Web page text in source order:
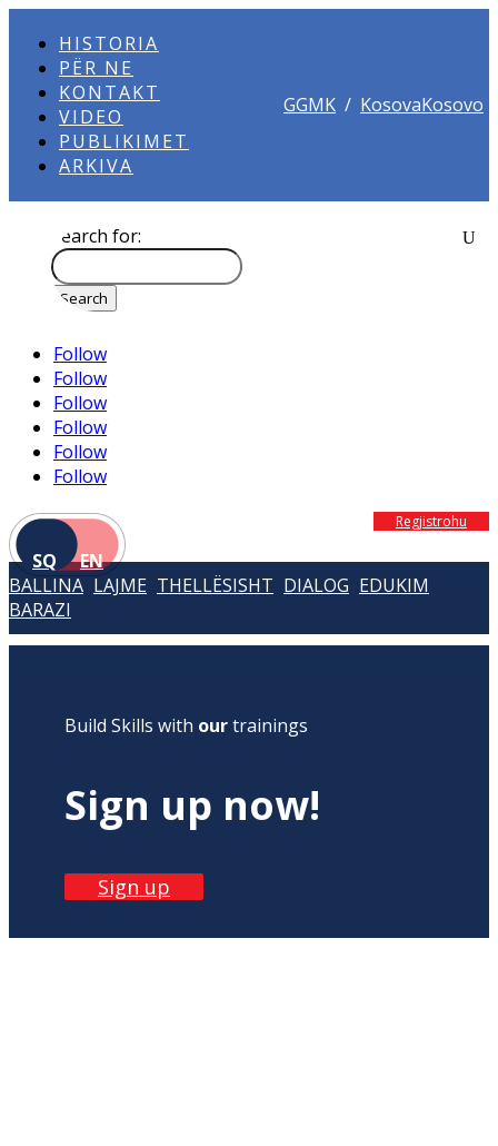
HISTORIA
PËR NE
KONTAKT
VIDEO
PUBLIKIMET
ARKIVA
GGMK / KosovaKosovo
Search for:
Follow
Follow
Follow
Follow
Follow
Follow
SQ EN
Regjistrohu
BALLINA LAJME THELLËSISHT DIALOG EDUKIM
BARAZI
Build Skills with ourtrainings
Sign up now!
Sign up